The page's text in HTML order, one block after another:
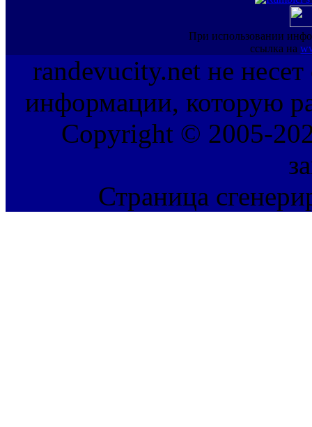
При использовании
ссылка на
randevucity.net не несет
информации, которую
Copyright © 2005-
Страница